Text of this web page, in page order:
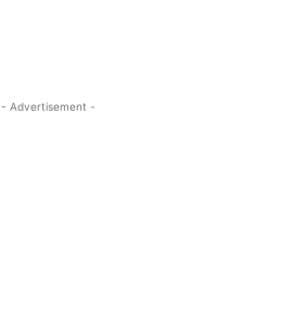
- Advertisement -